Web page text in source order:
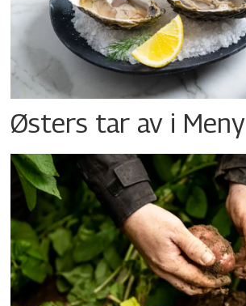
Østers tar av i Meny